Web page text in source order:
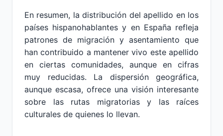
En resumen, la distribución del apellido en los
países hispanohablantes y en España refleja
patrones de migración y asentamiento que
han contribuido a mantener vivo este apellido
en ciertas comunidades, aunque en cifras
muy reducidas. La dispersión geográfica,
aunque escasa, ofrece una visión interesante
sobre las rutas migratorias y las raíces
culturales de quienes lo llevan.